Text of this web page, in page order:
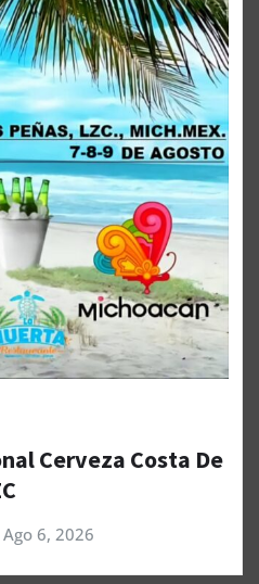
Cerveza Costa De
Ago 6, 2026